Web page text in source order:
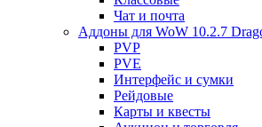
Чат и почта
Аддоны для WoW 10.2.7
PVP
PVE
Интерфейс и сумки
Рейдовые
Карты и квесты